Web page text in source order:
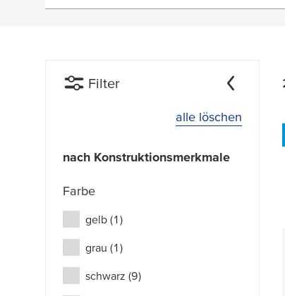
Filter
alle löschen
nach Konstruktionsmerkmale
Farbe
gelb (1)
grau (1)
schwarz (9)